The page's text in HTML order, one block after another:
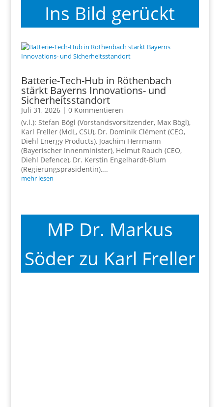
Ins Bild gerückt
Batterie-Tech-Hub in Röthenbach
stärkt Bayerns Innovations- und
Sicherheitsstandort
Juli 31, 2026| 0 Kommentieren
(v.l.): Stefan Bögl (Vorstandsvorsitzender, Max Bögl),
Karl Freller (MdL, CSU), Dr. Dominik Clément (CEO,
Diehl Energy Products), Joachim Herrmann
(Bayerischer Innenminister), Helmut Rauch (CEO,
Diehl Defence), Dr. Kerstin Engelhardt-Blum
(Regierungspräsidentin),...
mehr lesen
MP Dr. Markus
Söder zu Karl Freller